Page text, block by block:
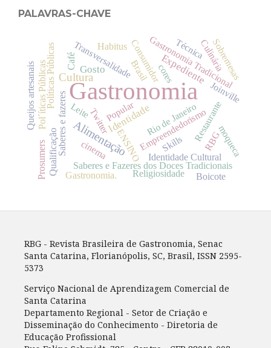
PALAVRAS-CHAVE
Gastronomia
Cultura
Alimentação
Gosto Expediente
Identidade
Saberes e fazeres
Saberes e Fazeres dos Doces Tradicionais
Gastronomia Tradicional
Políticas Públicas Transversalidade
Rio de Janeiro
Empreendedorismo
Pol´íticas Públicas Joinville
Restaurante
Culinária
Consumidor
Qualificação moqueca
Twitter
Sobremesas
Queijos artesanais Leite Popular
Gastronomia.
Identidade Cultural
Religiosidade
cinema
Brasil
Skills
cores
Prosumers
Habitus Técnica
Café
RBG
ENSINO
Boicote
RBG - Revista Brasileira de Gastronomia, Senac
Santa Catarina, Florianópolis, SC, Brasil, ISSN 2595-
5373
Serviço Nacional de Aprendizagem Comercial de
Santa Catarina
Departamento Regional - Setor de Criação e
Disseminação do Conhecimento - Diretoria de
Educação Profissional